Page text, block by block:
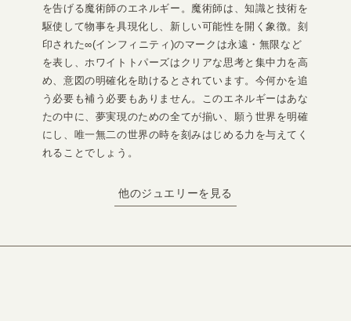
を告げる魔術師のエネルギー。魔術師は、知識と技術を
駆使して物事を具現化し、新しい可能性を開く象徴。刻
印された∞(インフィニティ)のマークは永遠・無限など
を表し、ホワイトトパーズはクリアな思考と集中力を高
め、意図の明確化を助けるとされています。今何かを追
う必要も補う必要もありません。このエネルギーはあな
たの中に、夢実現のための全てが揃い、願う世界を明確
にし、唯一無二の世界の時を刻みはじめる力を与えてく
れることでしょう。
他のジュエリーを見る